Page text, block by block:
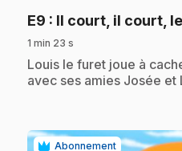
E9 : Il court, il court,
1 min 23 s
.Louis le furet joue à
avec ses amies Josée et
Abonnement